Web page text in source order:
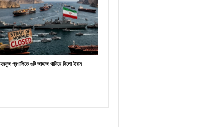
হরমুজ প্রণালিতে ৬টি জাহাজ থামিয়ে দিলো ইরান